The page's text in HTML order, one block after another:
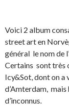
Voici 2 album
street art en
général le nom de
Certains sont très
Icy&Sot, dont on a
d’Amterdam, mais
d’inconnus.